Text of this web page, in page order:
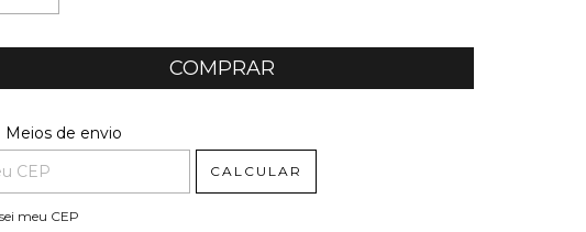
para o CEP:
Meios de envio
CALCULAR
meu CEP